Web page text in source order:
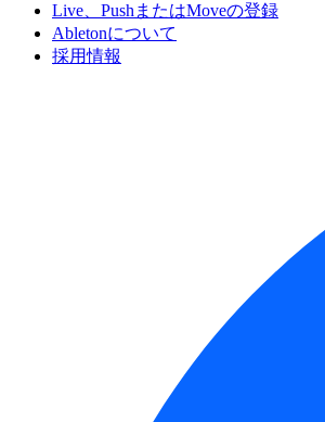
Live、PushまたはMoveの登録
Abletonについて
採用情報